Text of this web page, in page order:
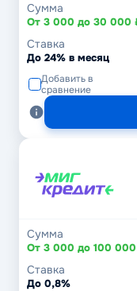
Сумма
От 3 000 до 30 000
Ставка
До 24% в месяц
Добавить в
сравнение
Сумма
От 3 000 до 100
Ставка
До 0,8%